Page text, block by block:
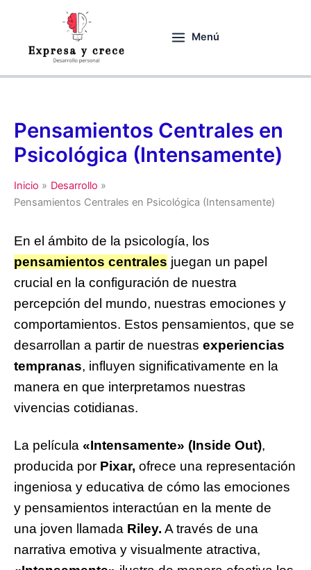
Menú
Pensamientos Centrales en
Psicológica (Intensamente)
Inicio
Desarrollo
Pensamientos Centrales en Psicológica (Intensamente)
En el ámbito de la psicología, los
pensamientos centrales juegan un papel
crucial en la configuración de nuestra
percepción del mundo, nuestras emociones y
comportamientos. Estos pensamientos, que se
desarrollan a partir de nuestras experiencias
tempranas, influyen significativamente en la
manera en que interpretamos nuestras
vivencias cotidianas.
La película «Intensamente» (Inside Out),
producida por Pixar, ofrece una representación
ingeniosa y educativa de cómo las emociones
y pensamientos interactúan en la mente de
una joven llamada Riley. A través de una
narrativa emotiva y visualmente atractiva,